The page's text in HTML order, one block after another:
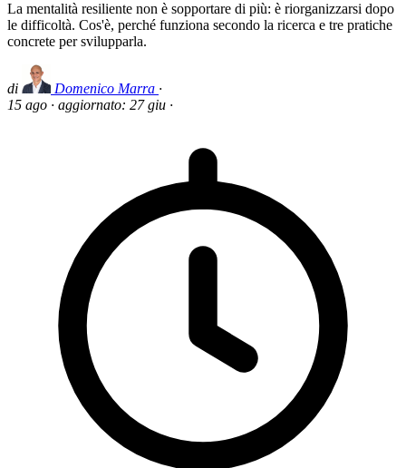
La mentalità resiliente non è sopportare di più: è riorganizzarsi dopo
le difficoltà. Cos'è, perché funziona secondo la ricerca e tre pratiche
concrete per svilupparla.
di Domenico Marra ·
15 ago · aggiornato: 27 giu ·